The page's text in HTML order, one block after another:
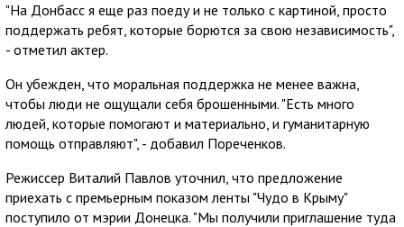
"На Донбасс я еще раз поеду и не только с картиной, просто
поддержать ребят, которые борются за свою независимость",
- отметил актер.
Он убежден, что моральная поддержка не менее важна,
чтобы люди не ощущали себя брошенными. "Есть много
людей, которые помогают и материально, и гуманитарную
помощь отправляют", - добавил Пореченков.
Режиссер Виталий Павлов уточнил, что предложение
приехать с премьерным показом ленты "Чудо в Крыму"
поступило от мэрии Донецка. "Мы получили приглашение туда